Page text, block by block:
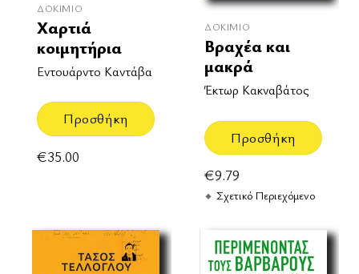
ΔΟΚΊΜΙΟ
Χαρτιά
κοιμητήρια
Εντουάρντο Καντάβα
Προσθήκη
€35.00
ΔΟΚΊΜΙΟ
Βραχέα και
μακρά
Έκτωρ Κακναβάτος
Προσθήκη
€9.79
Σχετικό Περιεχόμενο